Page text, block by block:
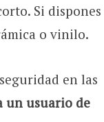
Si dispones
o vinilo.
en las
un usuario de